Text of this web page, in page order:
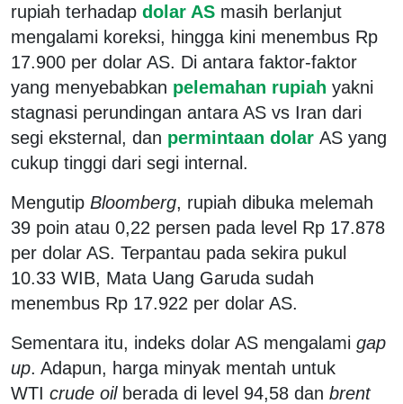
rupiah terhadap dolar AS masih berlanjut
mengalami koreksi, hingga kini menembus Rp
17.900 per dolar AS. Di antara faktor-faktor
yang menyebabkan pelemahan rupiah yakni
stagnasi perundingan antara AS vs Iran dari
segi eksternal, dan permintaan dolar AS yang
cukup tinggi dari segi internal.
Mengutip Bloomberg, rupiah dibuka melemah
39 poin atau 0,22 persen pada level Rp 17.878
per dolar AS. Terpantau pada sekira pukul
10.33 WIB, Mata Uang Garuda sudah
menembus Rp 17.922 per dolar AS.
Sementara itu, indeks dolar AS mengalami gap
up. Adapun, harga minyak mentah untuk
WTI crude oil berada di level 94,58 dan brent